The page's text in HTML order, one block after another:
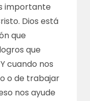
importante
Dios está
que
que
cuando nos
o de trabajar
nos ayude